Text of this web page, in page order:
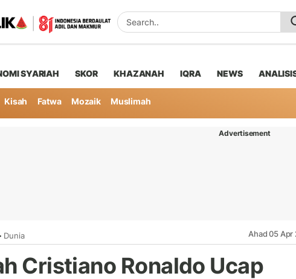
SYARIAH SKOR KHAZANAH IQRA NEWS
Kisah Fatwa Mozaik Muslimah
Advertisement
Dunia Ahad 05 Apr
Cristiano Ronaldo Ucap